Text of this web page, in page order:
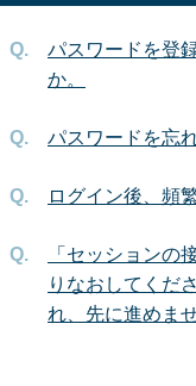
パスワードを登
か。
パスワードを忘
ログイン後、頻
「セッションの
りなおしてくだ
れ、先に進めませ